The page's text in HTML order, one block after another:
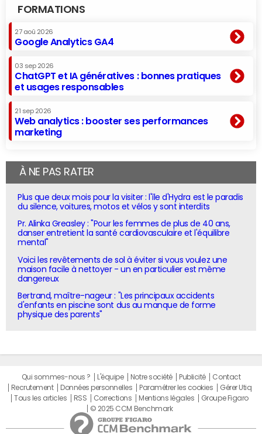
FORMATIONS
27 aoû 2026
Google Analytics GA4
03 sep 2026
ChatGPT et IA génératives : bonnes pratiques
et usages responsables
21 sep 2026
Web analytics : booster ses performances
marketing
À NE PAS RATER
Plus que deux mois pour la visiter : l'île d'Hydra est le paradis
du silence, voitures, motos et vélos y sont interdits
Pr. Alinka Greasley : "Pour les femmes de plus de 40 ans,
danser entretient la santé cardiovasculaire et l'équilibre
mental"
Voici les revêtements de sol à éviter si vous voulez une
maison facile à nettoyer - un en particulier est même
dangereux
Bertrand, maître-nageur : "Les principaux accidents
d'enfants en piscine sont dus au manque de forme
physique des parents"
Qui sommes-nous ? L'équipe Notre société Publicité
Contact
Recrutement
Données personnelles Paramétrer les cookies
Gérer Utiq
Tous les articles
RSS Corrections Mentions légales
Groupe Figaro
© 2025 CCM Benchmark